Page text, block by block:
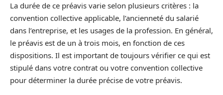
La durée de ce préavis varie selon plusieurs critères : la
convention collective applicable, l’ancienneté du salarié
dans l’entreprise, et les usages de la profession. En général,
le préavis est de un à trois mois, en fonction de ces
dispositions. Il est important de toujours vérifier ce qui est
stipulé dans votre contrat ou votre convention collective
pour déterminer la durée précise de votre préavis.